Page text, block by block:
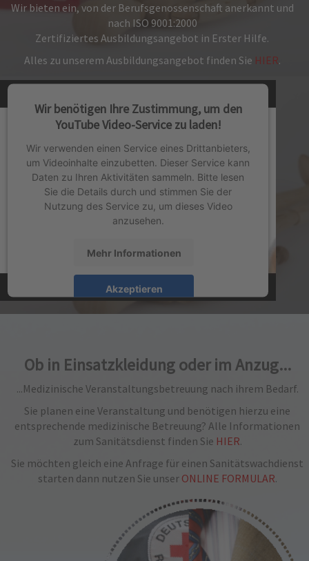
Wir bieten ein, von der Berufsgenossenschaft anerkannt und
nach ISO 9001:2000
Zertifiziertes Ausbildungsangebot in Erster Hilfe.
Alles zu unserem Ausbildungsangebot finden Sie HIER.
Wir benötigen Ihre Zustimmung, um den
YouTube Video-Service zu laden!
Wir verwenden einen Service eines Drittanbieters,
um Videoinhalte einzubetten. Dieser Service kann
Daten zu Ihren Aktivitäten sammeln. Bitte lesen
Sie die Details durch und stimmen Sie der
Nutzung des Service zu, um dieses Video
anzusehen.
Mehr Informationen
Akzeptieren
powered byUsercentrics Consent Management
Ob in Einsatzkleidung oder im Anzug...
...Medizinische Veranstaltungsbetreuung nach ihrem Bedarf.
Sie planen eine Veranstaltung und benötigen hierzu eine
entsprechende medizinische Betreuung? Alle Informationen
zum Sanitätsdienst finden Sie HIER.
Sie möchten gleich eine Anfrage für einen Sanitätswachdienst
starten dann nutzen Sie unser ONLINE FORMULAR.